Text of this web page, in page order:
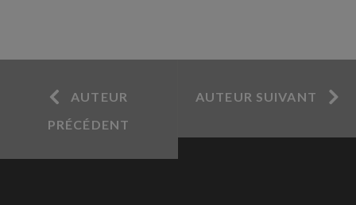
AUTEUR
PRÉCÉDENT
AUTEUR SUIVANT